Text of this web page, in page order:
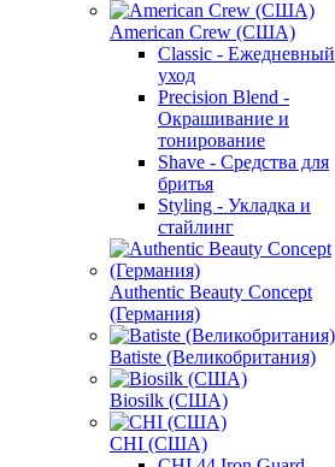
American Crew (США)
Classic - Ежедневный
уход
Precision Blend -
Окрашивание и
тонирование
Shave - Средства для
бритья
Styling - Укладка и
стайлинг
Authentic Beauty Concept
(Германия)
Batiste (Великобритания)
Biosilk (США)
CHI (США)